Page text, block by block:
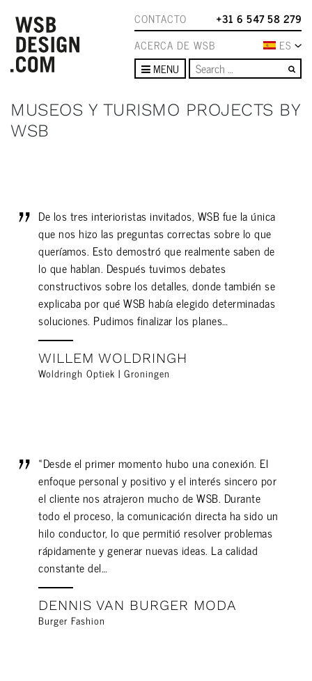
CONTACTO
+31 6 547 58 279
ACERCA DE WSB
ES
MENU
MUSEOS Y TURISMO PROJECTS BY
WSB
De los tres interioristas invitados, WSB fue la única
que nos hizo las preguntas correctas sobre lo que
queríamos. Esto demostró que realmente saben de
lo que hablan. Después tuvimos debates
constructivos sobre los detalles, donde también se
explicaba por qué WSB había elegido determinadas
soluciones. Pudimos finalizar los planes…
WILLEM WOLDRINGH
Woldringh Optiek | Groningen
«Desde el primer momento hubo una conexión. El
enfoque personal y positivo y el interés sincero por
el cliente nos atrajeron mucho de WSB. Durante
todo el proceso, la comunicación directa ha sido un
hilo conductor, lo que permitió resolver problemas
rápidamente y generar nuevas ideas. La calidad
constante del…
DENNIS VAN BURGER MODA
Burger Fashion